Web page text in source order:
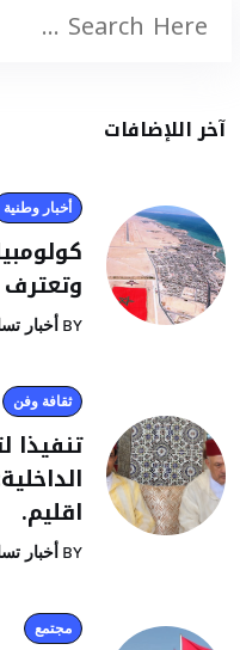
آخر اللإضافات
أخبار وطنية
BY أخبار
ثقافة وفن
تنفيذا
اقليم.
BY أخبار
مجتمع